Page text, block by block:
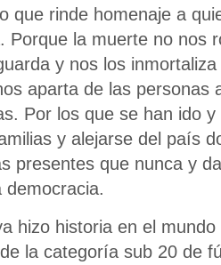
que rinde homenaje a
Porque la muerte no nos
y nos los
aparta de las personas
Por los que se han ido
y alejarse del país
presentes que nunca y
democracia.
hizo historia en el
la categoría sub 20 de